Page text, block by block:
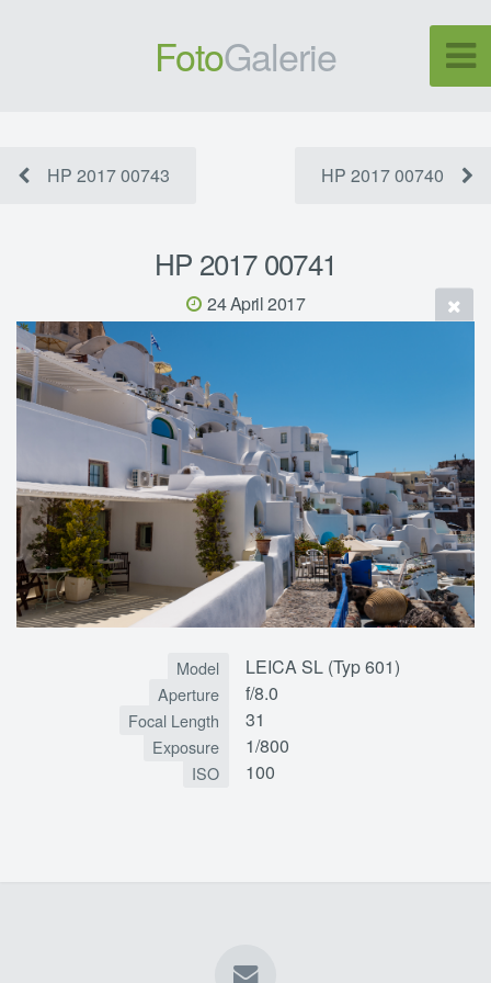
FotoGalerie
HP 2017 00743 HP 2017 00740
HP 2017 00741
24 April 2017
Model LEICA SL (Typ 601)
Aperture f/8.0
Focal Length 31
Exposure 1/800
ISO 100